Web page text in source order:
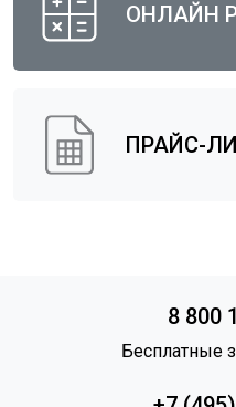
ОНЛАЙН
ПРАЙС-
8 800
Бесплатные